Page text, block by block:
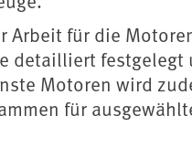
Arbeit für die
detailliert festgelegt
Motoren wird
für